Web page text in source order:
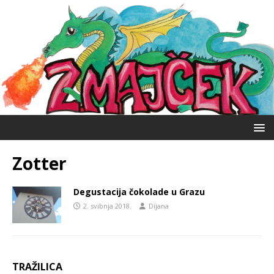
Zotter
Degustacija čokolade u Grazu
2. svibnja 2018. Dijana
TRAŽILICA